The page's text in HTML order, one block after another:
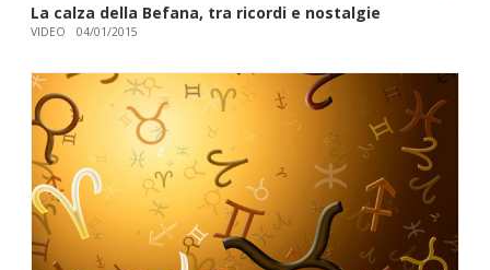
La calza della Befana, tra ricordi e nostalgie
VIDEO 04/01/2015